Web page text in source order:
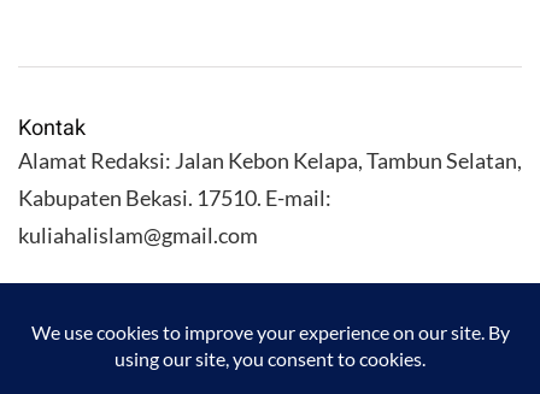
Kontak
Alamat Redaksi: Jalan Kebon Kelapa, Tambun Selatan,
Kabupaten Bekasi. 17510. E-mail:
kuliahalislam@gmail.com